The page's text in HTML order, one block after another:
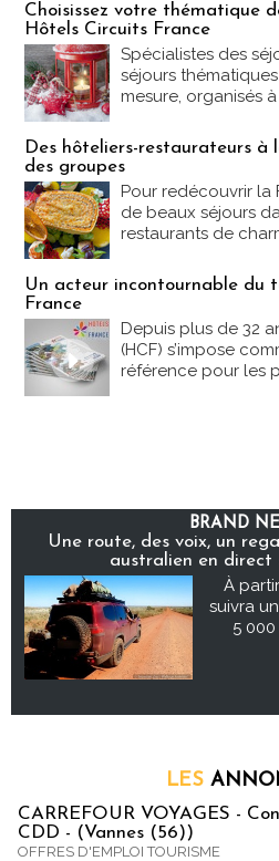
Choisissez votre thématique
Hôtels Circuits France
Spécialistes des
séjours
mesure, organisés
Des hôteliers-restaurateurs à
des groupes
Pour redécouvrir la
de beaux séjours
restaurants de
Un acteur incontournable du
France
Depuis plus de 32
(HCF) s’impose
référence pour les
BRAND
Une route, des voix, un
australien en direct
À
suivra
5
LES
CARREFOUR VOYAGES -
CDD - (Vannes (56))
OFFRES D'EMPLOI TOURISME